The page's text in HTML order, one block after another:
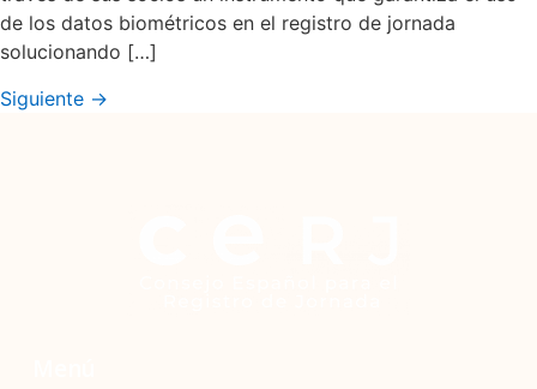
de los datos biométricos en el registro de jornada
solucionando […]
Siguiente →